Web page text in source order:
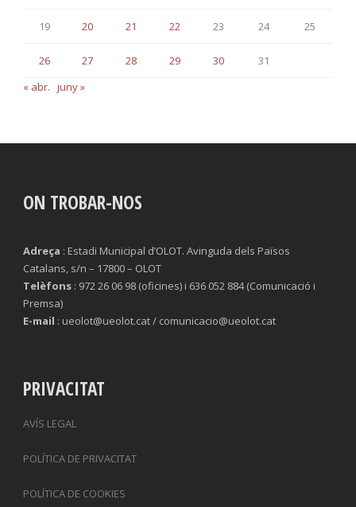
19 20 21 22 23 24 25
26 27 28 29 30
31
« abr. juny »
ON TROBAR-NOS
Adreça : Estadi Municipal d’OLOT. Avinguda dels Països
Catalans, s/n – 17800 – OLOT
Telèfons : 972 26 06 98 (oficines) i 636 052 884 (Comunicació i
Premsa)
E-mail : ueolot@ueolot.cat / comunicacio@ueolot.cat
PRIVACITAT
AVÍS LEGAL
POLÍTICA DE PRIVACITAT
POLÍTICA DE COOKIES